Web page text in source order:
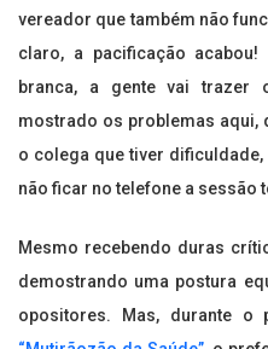
vereador que também não
claro, a pacificação
branca, a gente vai trazer
mostrado os problemas aqui,
o colega que tiver
não ficar no telefone a sessão
Mesmo recebendo duras
demostrando uma postura
opositores. Mas, durante o